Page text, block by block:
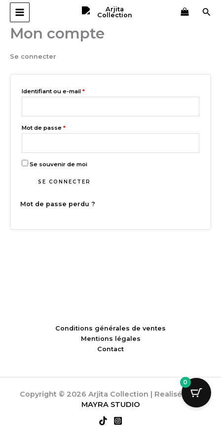
Aller
Mon compte
Se connecter
Identifiant ou e-mail *
Obligatoire
Mot de passe *
Obligatoire
Se souvenir de moi
SE CONNECTER
Mot de passe perdu ?
Conditions générales de ventes
Mentions légales
Contact
Copyright © 2026 Arjita Collection | Realisée par
MAYRA STUDIO
0